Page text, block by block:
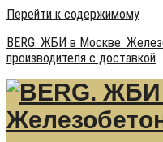
Перейти к содержимому
BERG. ЖБИ в Москве.
производителя с доставкой